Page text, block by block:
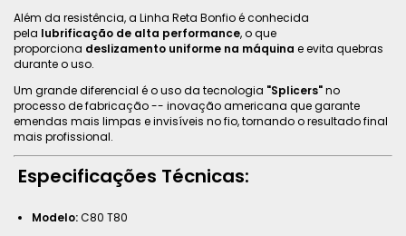
Além da resistência, a Linha Reta Bonfio é conhecida
pela lubrificação de alta performance, o que
proporciona deslizamento uniforme na máquina e evita quebras
durante o uso.
Um grande diferencial é o uso da tecnologia "Splicers"no
processo de fabricação -- inovação americana que garante
emendas mais limpas e invisíveis no fio, tornando o resultado final
mais profissional.
Especificações Técnicas:
Modelo:C80 T80